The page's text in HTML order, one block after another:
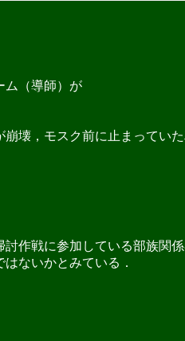
ム（導師）が
壊，モスク前に止まっていた
作戦に参加している部族関
ないかとみている．